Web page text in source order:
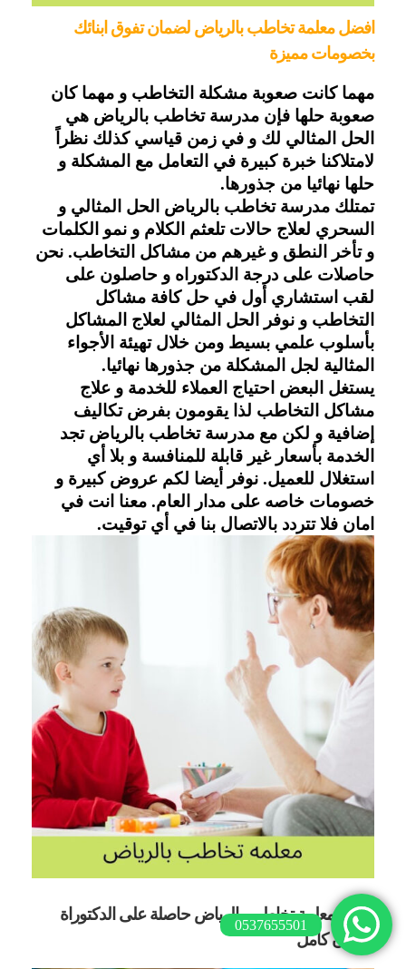
بخصومات مميزة
مهما كانت صعوبة مشكلة التخاطب و مهما كان
صعوبة حلها فإن مدرسة تخاطب بالرياض هي
الحل المثالي لك و في زمن قياسي كذلك نظراً
لامتلاكنا خبرة كبيرة في التعامل مع المشكلة و
حلها نهائيا من جذورها.
تمتلك مدرسة تخاطب بالرياض الحل المثالي و
السحري لعلاج حالات تلعثم الكلام و نمو الكلمات
و تأخر النطق و غيرهم من مشاكل التخاطب. نحن
حاصلات على درجة الدكتوراه و حاصلون على
لقب استشاري أول في حل كافة مشاكل
التخاطب و نوفر الحل المثالي لعلاج المشاكل
بأسلوب علمي بسيط ومن خلال تهيئة الأجواء
المثالية لجل المشكلة من جذورها نهائيا.
يستغل البعض احتياج العملاء للخدمة و علاج
مشاكل التخاطب لذا يقومون بفرض تكاليف
إضافية و لكن مع مدرسة تخاطب بالرياض تجد
الخدمة بأسعار غير قابلة للمنافسة و بلا أي
استغلال للعميل. نوفر أيضا لكم عروض كبيرة و
خصومات خاصه على مدار العام. معنا انت في
امان فلا تتردد بالاتصال بنا في أي توقيت.
افضل معلمة تخاطب بالرياض حاصلة على الدكتوراة
بضمان كامل
0537655501